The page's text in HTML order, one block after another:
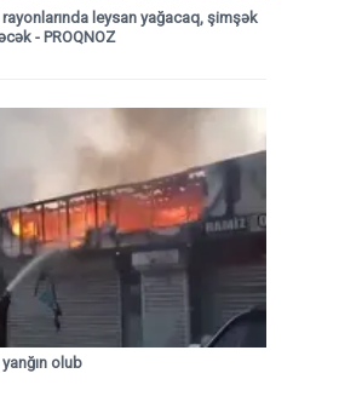
leysan yağacaq, şimşək
- PROQNOZ
olub